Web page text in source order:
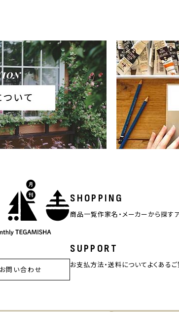
SHOPPING
商品一覧作家名・メーカーから探す
SUPPORT
お支払方法・送料についてよくある
お問い合わせ